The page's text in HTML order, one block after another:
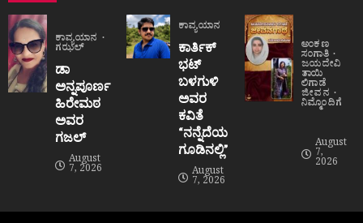
ಕಾವ್ಯಯಾನ
ಗಝಲ್
ಡಾ
ಅನ್ನಪೂರ್ಣ
ಹಿರೇಮಠ
ಅವರ
ಗಜಲ್
August
7, 2026
ಕಾವ್ಯಯಾನ
ಕಾರ್ತಿಕ್
ಭಟ್
ಬಳಗುಳಿ
ಅವರ
ಕವಿತೆ
“ನನ್ನೆದೆಯ
ಗೂಡಿನಲ್ಲಿ”
August
7, 2026
ಅಂಕಣ
ಸಂಗಾತಿ
ಜಯದೇವಿ
ತಾಯಿ
ಲಿಗಾಡೆ
ಜೀವನ
ನಿಮ್ಮೊಂದಿಗೆ
August
7,
2026